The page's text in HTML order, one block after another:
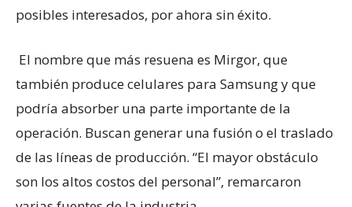
posibles interesados, por ahora sin éxito.
El nombre que más resuena es Mirgor, que
también produce celulares para Samsung y que
podría absorber una parte importante de la
operación. Buscan generar una fusión o el traslado
de las líneas de producción. “El mayor obstáculo
son los altos costos del personal”, remarcaron